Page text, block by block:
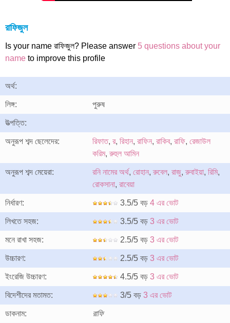
রাফিজুল
Is your name রাফিজুল? Please answer 5 questions about your
name to improve this profile
অর্থ:
লিঙ্গ: পুরুষ
উত্পত্তি:
অনুরূপ শব্দ ছেলেদের: রিফাত, র, রিহান, রাফিন, রাকিব, রাফি, রেজাউল
করিম,রুহুল আমিন
অনুরূপ শব্দ মেয়েরা: রনি নামের অর্থ, রোহান,রুবেল, রাজু,রুবাইয়া, রিমি,
রোকসানা, রাবেয়া
নির্ধারণ: 3.5/5 বড় 4 এর ভোট
লিখতে সহজ: 3.5/5 বড় 3 এর ভোট
মনে রাখা সহজ: 2.5/5 বড় 3 এর ভোট
উচ্চারণ: 2.5/5 বড় 3 এর ভোট
ইংরেজি উচ্চারণ: 4.5/5 বড় 3 এর ভোট
বিদেশীদের মতামত: 3/5 বড় 3 এর ভোট
ডাকনাম: রাফি